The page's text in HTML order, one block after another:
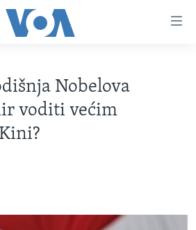
DRŽAVE
Nobelova
voditi većim